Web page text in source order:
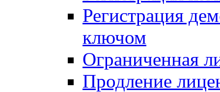
Регистрация
ключом
Ограниченная
Продление